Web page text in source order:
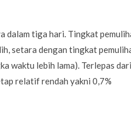
dalam tiga hari. Tingkat
setara dengan tingkat
waktu lebih lama). Terlepas dari
relatif rendah yakni 0,7%